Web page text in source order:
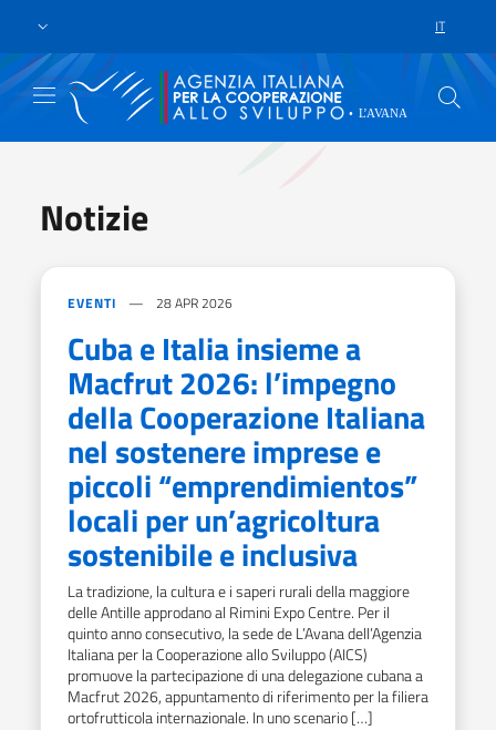
IT
Notizie
EVENTI 28 APR 2026
Cuba e Italia insieme a
Macfrut 2026: l’impegno
della Cooperazione Italiana
nel sostenere imprese e
piccoli “emprendimientos”
locali per un’agricoltura
sostenibile e inclusiva
La tradizione, la cultura e i saperi rurali della maggiore
delle Antille approdano al Rimini Expo Centre. Per il
quinto anno consecutivo, la sede de L’Avana dell’Agenzia
Italiana per la Cooperazione allo Sviluppo (AICS)
promuove la partecipazione di una delegazione cubana a
Macfrut 2026, appuntamento di riferimento per la filiera
ortofrutticola internazionale. In uno scenario […]